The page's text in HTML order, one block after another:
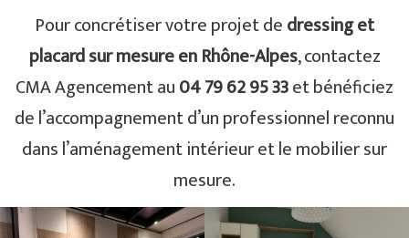
Pour concrétiser votre projet dedressing et
placard sur mesure en Rhône-Alpes, contactez
CMA Agencement au04 79 62 95 33et bénéficiez
de l’accompagnement d’un professionnel reconnu
dans l’aménagement intérieur et le mobilier sur
mesure.